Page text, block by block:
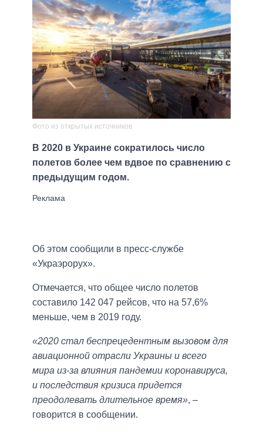
Фото из открытых источников
В 2020 в Украине сократилось число
полетов более чем вдвое по сравнению с
предыдущим годом.
Об этом сообщили в пресс-службе
«Украэрорух».
Отмечается, что общее число полетов
составило 142 047 рейсов, что на 57,6%
меньше, чем в 2019 году.
«2020 стал беспрецедентным вызовом для
авиационной отрасли Украины и всего
мира из-за влияния пандемии коронавируса,
и последствия кризиса придется
преодолевать длительное время», –
говорится в сообщении.